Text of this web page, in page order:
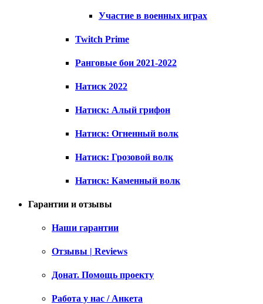
Участие в военных играх
Twitch Prime
Ранговые бои 2021-2022
Натиск 2022
Натиск: Алый грифон
Натиск: Огненный волк
Натиск: Грозовой волк
Натиск: Каменный волк
Гарантии и отзывы
Наши гарантии
Отзывы | Reviews
Донат. Помощь проекту
Работа у нас / Анкета